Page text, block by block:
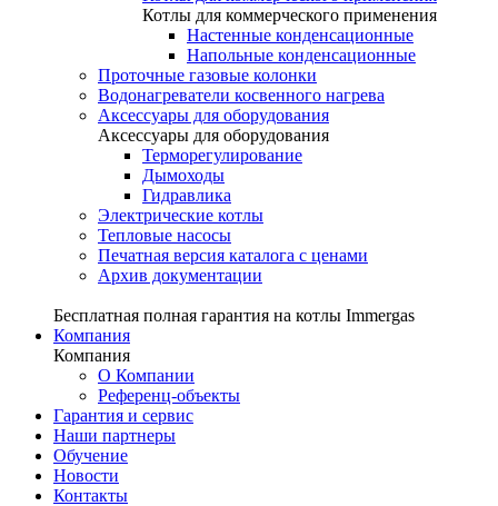
Котлы для коммерческого применения
Настенные конденсационные
Напольные конденсационные
Проточные газовые колонки
Водонагреватели косвенного нагрева
Аксессуары для оборудования
Аксессуары для оборудования
Терморегулирование
Дымоходы
Гидравлика
Электрические котлы
Тепловые насосы
Печатная версия каталога с ценами
Архив документации
Бесплатная полная гарантия на котлы Immergas
Компания
Компания
О Компании
Референц-объекты
Гарантия и сервис
Наши партнеры
Обучение
Новости
Контакты